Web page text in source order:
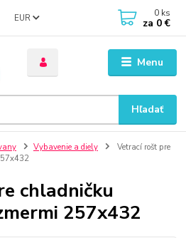
Menu
EUR
Hľadať
0 ks
za 0 €
Vybavenie a diely
Vetrací rošt pre
chladničku
257x432